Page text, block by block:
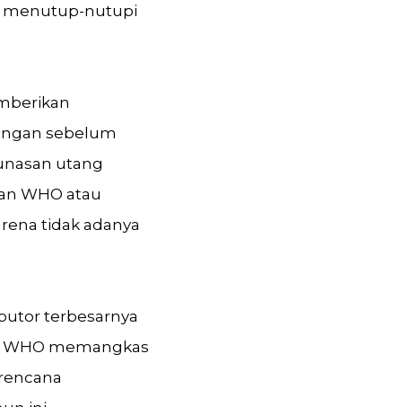
menutup-nutupi
sebelum
utang
WHO atau
tidak adanya
terbesarnya
memangkas